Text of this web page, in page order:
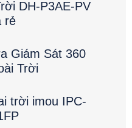
DH-P3AE-PV
rẻ
Giám Sát 360
Trời
trời imou IPC-